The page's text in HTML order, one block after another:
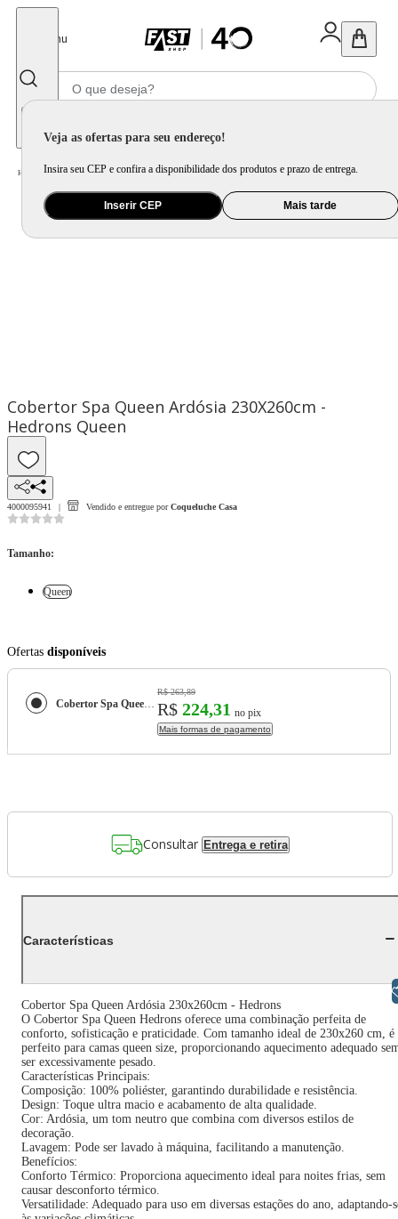
Menu
Veja as ofertas para seu endereço!
Insira seu CEP e confira a disponibilidade dos produtos e prazo de entrega.
Inserir CEP Mais tarde
Home Cama, Mesa e Banho / Cama / Cobertor e Edredom / Cobertor Spa Queen Ardósia 230X260cm - Hedrons
Cobertor Spa Queen Ardósia 230X260cm -
Hedrons Queen
4000095941 Vendido e entregue por Coqueluche Casa
Tamanho:
Queen
Ofertas disponíveis
Cobertor Spa Queen Ardósia 230X260cm - Hedrons
R$ 263,89
R$ 224,31 no pix
Mais formas de pagamento
Consultar Entrega e retira
Características
Cobertor Spa Queen Ardósia 230x260cm - Hedrons
O Cobertor Spa Queen Hedrons oferece uma combinação perfeita de
conforto, sofisticação e praticidade. Com tamanho ideal de 230x260 cm, é
perfeito para camas queen size, proporcionando aquecimento adequado
ser excessivamente pesado.
Características Principais:
Composição: 100% poliéster, garantindo durabilidade e resistência.
Design: Toque ultra macio e acabamento de alta qualidade.
Cor: Ardósia, um tom neutro que combina com diversos estilos de
decoração.
Lavagem: Pode ser lavado à máquina, facilitando a manutenção.
Benefícios:
Conforto Térmico: Proporciona aquecimento ideal para noites frias, sem
causar desconforto térmico.
Versatilidade: Adequado para uso em diversas estações do ano, adaptando-